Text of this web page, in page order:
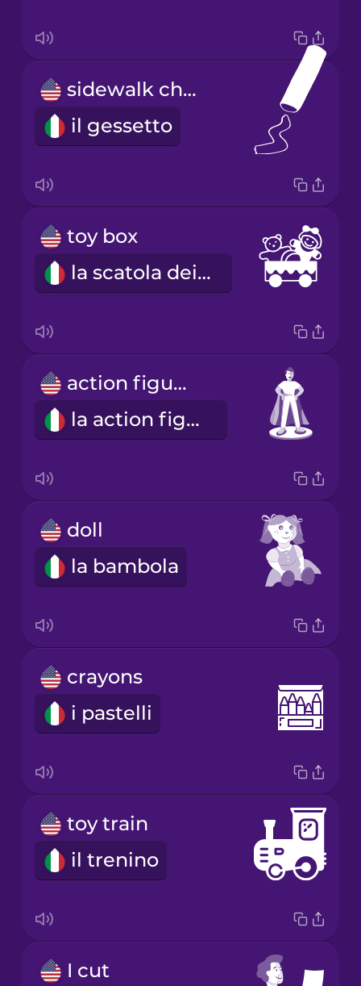
sidewalk chalk
il gessetto
toy box
la scatola dei giocattoli
action figure
la action figure
doll
la bambola
crayons
i pastelli
toy train
il trenino
I cut